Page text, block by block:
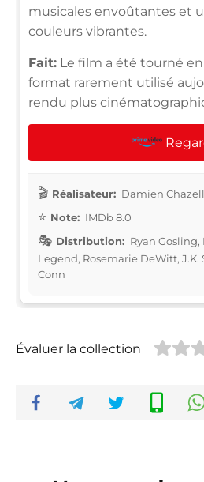
musicales envoûtantes et
couleurs vibrantes.
Fait: Le film a été tourné
format rarement utilisé
rendu plus
Réalisateur: Damien
Note: IMDb 8.0
Distribution: Ryan
Legend, Rosemarie DeWitt,
Conn
Évaluer la collection